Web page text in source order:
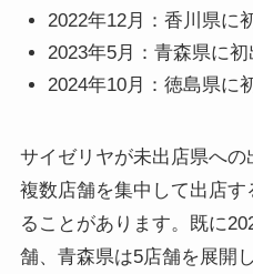
2022年12月：香川県に
2023年5月：青森県に
2024年10月：徳島県に
サイゼリヤが未出店県へ
複数店舗を集中して出店
ることがあります。既に
舗、青森県は5店舗を展開